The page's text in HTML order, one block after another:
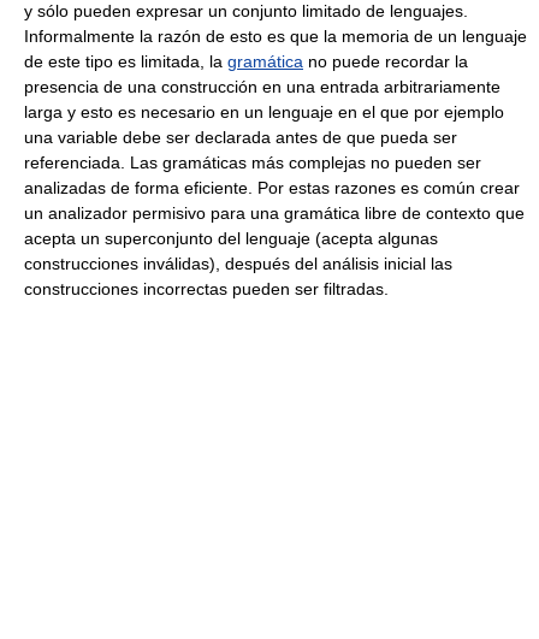
y sólo pueden expresar un conjunto limitado de lenguajes.
Informalmente la razón de esto es que la memoria de un lenguaje
de este tipo es limitada, la gramática no puede recordar la
presencia de una construcción en una entrada arbitrariamente
larga y esto es necesario en un lenguaje en el que por ejemplo
una variable debe ser declarada antes de que pueda ser
referenciada. Las gramáticas más complejas no pueden ser
analizadas de forma eficiente. Por estas razones es común crear
un analizador permisivo para una gramática libre de contexto que
acepta un superconjunto del lenguaje (acepta algunas
construcciones inválidas), después del análisis inicial las
construcciones incorrectas pueden ser filtradas.